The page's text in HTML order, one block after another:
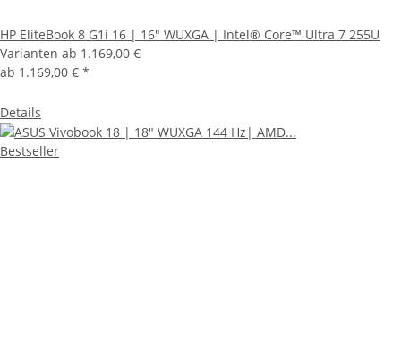
HP EliteBook 8 G1i 16 | 16" WUXGA | Intel® Core™ Ultra 7 255U
Varianten ab 1.169,00 €
ab 1.169,00 € *
Details
Bestseller